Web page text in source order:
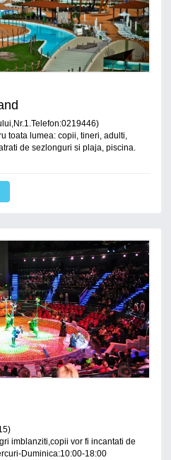
toata lumea: copii, tineri, adulti,
de sezlonguri si plaja, piscina.
imblanziti,copii vor fi incantati de
Duminica:10:00-18:00